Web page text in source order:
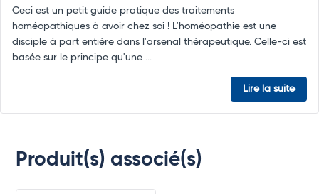
Ceci est un petit guide pratique des traitements
homéopathiques à avoir chez soi ! L'homéopathie est une
disciple à part entière dans l'arsenal thérapeutique. Celle-ci est
basée sur le principe qu'une ...
Lire la suite
Produit(s) associé(s)